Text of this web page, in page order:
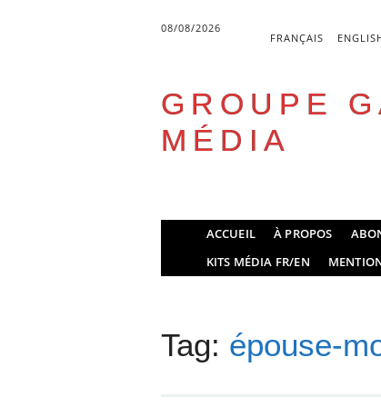
08/08/2026
FRANÇAIS
GROUPE
MÉDIA
Main menu
ACCUEIL À PROPOS
KITS MÉDIA FR/EN
Tag: épouse-